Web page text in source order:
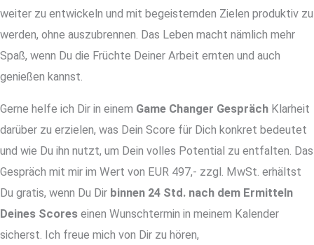
weiter zu entwickeln und mit begeisternden Zielen produktiv zu
werden, ohne auszubrennen. Das Leben macht nämlich mehr
Spaß, wenn Du die Früchte Deiner Arbeit ernten und auch
genießen kannst.
Gerne helfe ich Dir in einem Game Changer Gespräch Klarheit
darüber zu erzielen, was Dein Score für Dich konkret bedeutet
und wie Du ihn nutzt, um Dein volles Potential zu entfalten. Das
Gespräch mit mir im Wert von EUR 497,- zzgl. MwSt. erhältst
Du gratis, wenn Du Dir binnen 24 Std. nach dem Ermitteln
Deines Scores einen Wunschtermin in meinem Kalender
sicherst. Ich freue mich von Dir zu hören,